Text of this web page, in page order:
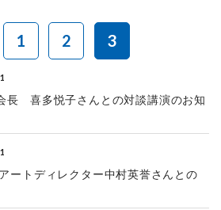
1 2 3
長 喜多悦子さんとの対談講演のお知
ートディレクター中村英誉さんとの